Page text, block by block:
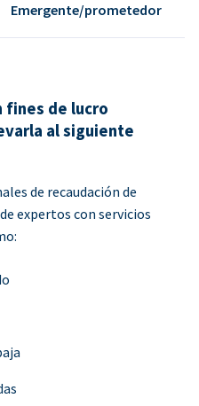
Emergente/prometedor
fines de lucro
al siguiente
de recaudación de
expertos con servicios